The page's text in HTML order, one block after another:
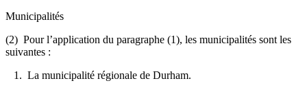
Municipalités
(2) Pour l’application du paragraphe (1), les municipalités sont les
suivantes :
1. La municipalité régionale de Durham.